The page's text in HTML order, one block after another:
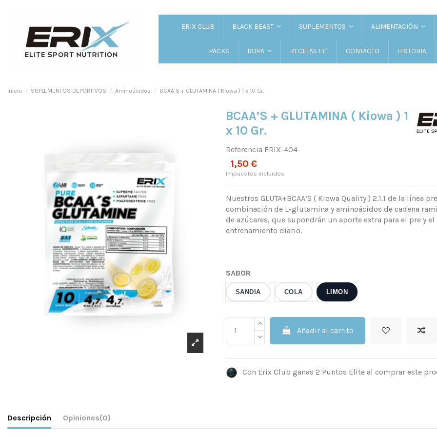
ERIX CLUB BLACK BEAST SUPLEMENTOS ALIMENTACIÓN
PACKS ROPA RECETAS FIT CONTACTO HISTORIA
Inicio SUPLEMENTOS DEPORTIVOS Aminoácidos BCAA’S + GLUTAMINA ( Kiowa ) 1 x 10 Gr.
BCAA’S + GLUTAMINA ( Kiowa ) 1
x 10 Gr.
Referencia ERIX-404
1,50 €
Impuestos incluidos
Nuestros GLUTA+BCAA’S ( Kiowa Quality ) 2.1.1 de la línea
combinación de L-glutamina y aminoácidos de cadena
de azúcares, que supondrán un aporte extra para el pre y
entrenamiento diario.
SABOR
SANDIA COLA LIMON
Añadir al carrito
Con Erix Club ganas 2 Puntos Elite al comprar este
Descripción Opiniones(0)